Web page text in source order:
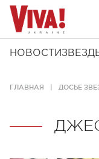
НОВОСТИ
ГЛАВНАЯ ДОСЬЕ